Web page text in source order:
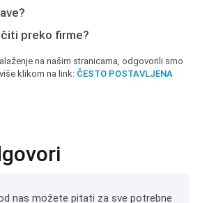
preko firme?
na našim stranicama, odgovorili smo
klikom na link: ČESTO POSTAVLJENA
nas možete pitati za sve potrebne